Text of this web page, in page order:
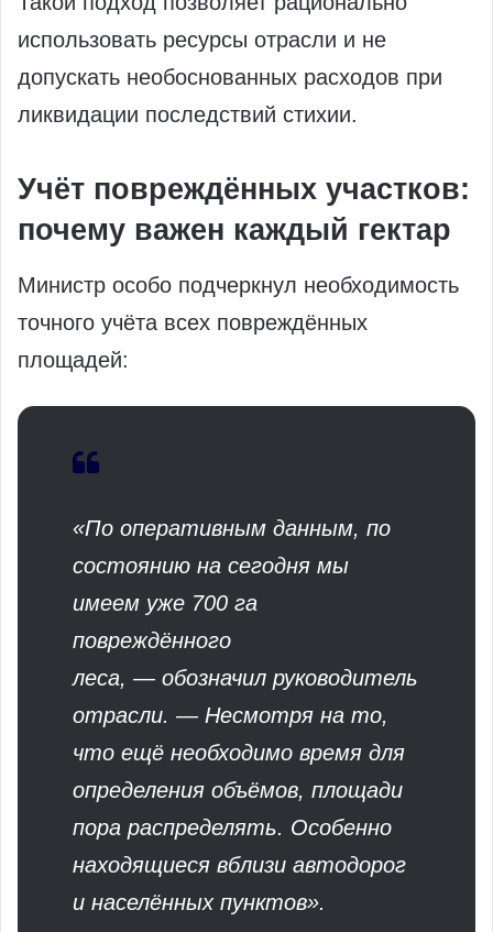
использовать ресурсы отрасли и не
допускать необоснованных расходов при
ликвидации последствий стихии.
Учёт повреждённых участков:
почему важен каждый гектар
Министр особо подчеркнул необходимость
точного учёта всех повреждённых
площадей:
«По оперативным данным, по
состоянию на сегодня мы
имеем уже 700 га
повреждённого
леса, — обозначил руководитель
отрасли. — Несмотря на то,
что ещё необходимо время для
определения объёмов, площади
пора распределять. Особенно
находящиеся вблизи автодорог
и населённых пунктов».